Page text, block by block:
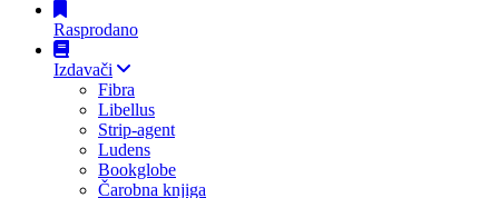
Rasprodano
Izdavači
Fibra
Libellus
Strip-agent
Ludens
Bookglobe
Čarobna knjiga